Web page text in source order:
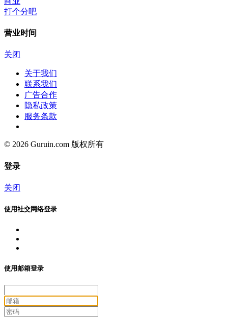
打个分吧
营业时间
关闭
关于我们
联系我们
广告合作
隐私政策
服务条款
© 2026 Guruin.com 版权所有
登录
关闭
使用社交网络登录
使用邮箱登录